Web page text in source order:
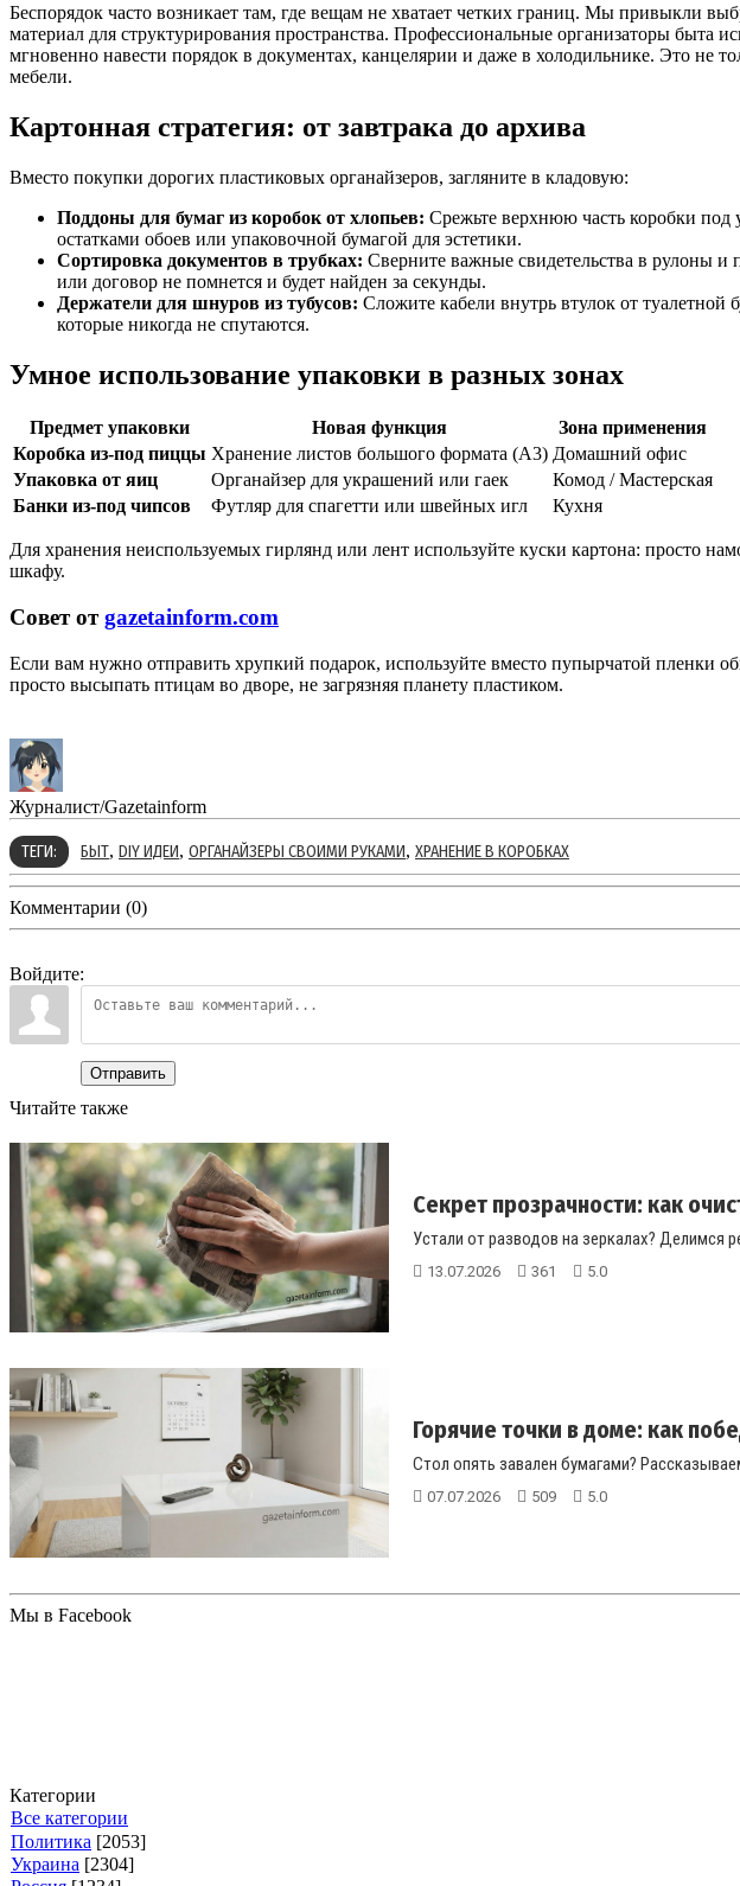
Беспорядок часто возникает там, где вещам не хватает четких границ. Мы привыкли
материал для структурирования пространства. Профессиональные организаторы быта
мгновенно навести порядок в документах, канцелярии и даже в холодильнике. Это не
мебели.
Картонная стратегия: от завтрака до архива
Вместо покупки дорогих пластиковых органайзеров, загляните в кладовую:
Поддоны для бумаг из коробок от хлопьев: Срежьте верхнюю часть коробки под
остатками обоев или упаковочной бумагой для эстетики.
Сортировка документов в трубках: Сверните важные свидетельства в рулоны
или договор не помнется и будет найден за секунды.
Держатели для шнуров из тубусов: Сложите кабели внутрь втулок от туалетной
которые никогда не спутаются.
Умное использование упаковки в разных зонах
Предмет упаковки Новая функция
Зона применения
Коробка из-под пиццы Хранение листов большого формата (А3) Домашний офис
Упаковка от яиц
Органайзер для украшений или гаек
Комод / Мастерская
Банки из-под чипсов
Футляр для спагетти или швейных игл Кухня
Для хранения неиспользуемых гирлянд или лент используйте куски картона: просто
шкафу.
Совет отgazetainform.com
Если вам нужно отправить хрупкий подарок, используйте вместо пупырчатой пленки
просто высыпать птицам во дворе, не загрязняя планету пластиком.
Журналист/Gazetainform
ТЕГИ: БЫТ, DIY ИДЕИ, ОРГАНАЙЗЕРЫ СВОИМИ РУКАМИ, ХРАНЕНИЕ В КОРОБКАХ
Комментарии (0)
Войдите:
Отправить
Читайте также
Секрет прозрачности: как
Устали от разводов на зеркалах? Делимся
13.07.2026 361 5.0
Горячие точки в доме: как
Стол опять завален бумагами?
07.07.2026 509 5.0
Мы в Facebook
Категории
Все категории
Политика [2053]
Украина [2304]